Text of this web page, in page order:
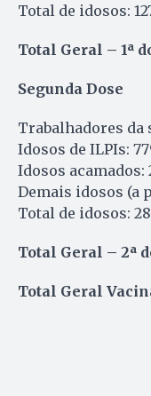
Total de idosos:
Total Geral – 1ª
Segunda Dose
Trabalhadores da
Idosos de ILPIs:
Idosos acamados:
Demais idosos (a
Total de idosos:
Total Geral – 2ª
Total Geral